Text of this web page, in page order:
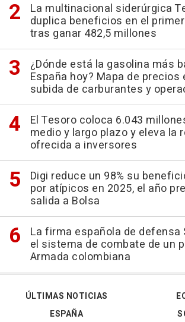
La multinacional siderúrgica
duplica beneficios en el
tras ganar 482,5 millones
¿Dónde está la gasolina más
España hoy? Mapa de precios
subida de carburantes y
El Tesoro coloca 6.043
medio y largo plazo y eleva la
ofrecida a inversores
Digi reduce un 98% su
por atípicos en 2025, el año
salida a Bolsa
La firma española de defensa
el sistema de combate de un
Armada colombiana
ÚLTIMAS NOTICIAS
ESPAÑA